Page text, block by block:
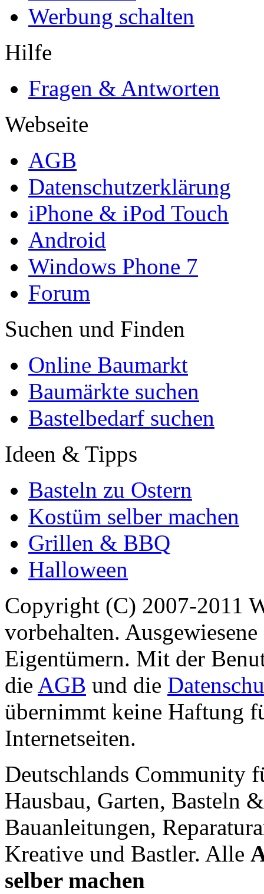
Werbung schalten
Hilfe
Fragen & Antworten
Webseite
AGB
Datenschutzerklärung
iPhone & iPod Touch
Android
Windows Phone 7
Forum
Suchen und Finden
Online Baumarkt
Baumärkte suchen
Bastelbedarf suchen
Ideen & Tipps
Basteln zu Ostern
Kostüm selber machen
Grillen & BBQ
Halloween
Copyright (C) 2007-2011
vorbehalten.
Eigentümern. Mit der
die AGB und die
übernimmt keine Haftung
Internetseiten.
Deutschlands Community
Hausbau, Garten, Basteln
Bauanleitungen,
Kreative und Bastler. Alle
selber machen